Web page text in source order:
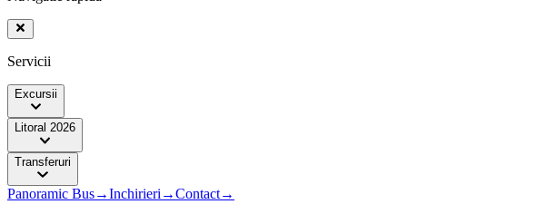
Servicii
Excursii
Litoral 2026
Transferuri
Panoramic Bus→Inchirieri →Contact→